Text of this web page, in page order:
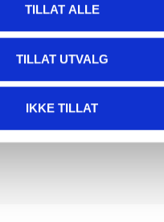
TILLAT ALLE
TILLAT UTVALG
IKKE TILLAT